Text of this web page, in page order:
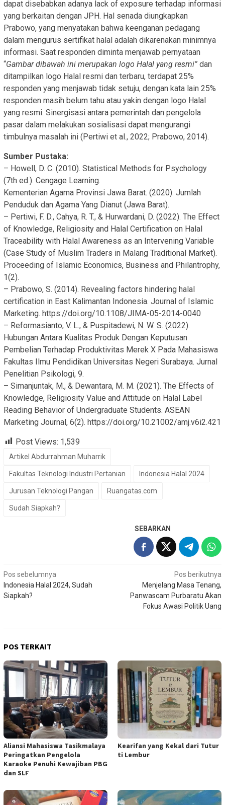
dapat disebabkan adanya lack of exposure terhadap informasi
yang berkaitan dengan JPH. Hal senada diungkapkan
Prabowo, yang menyatakan bahwa keenganan pedagang
dalam mengurus sertifikat halal adalah dikarenakan minimnya
informasi. Saat responden diminta menjawab pernyataan
“Gambar dibawah ini merupakan logo Halal yang resmi” dan
ditampilkan logo Halal resmi dan terbaru, terdapat 25%
responden yang menjawab tidak setuju, dengan kata lain 25%
responden masih belum tahu atau yakin dengan logo Halal
yang resmi. Sinergisasi antara pemerintah dan pengelola
pasar dalam melakukan sosialisasi dapat mengurangi
timbulnya masalah ini (Pertiwi et al., 2022; Prabowo, 2014).
Sumber Pustaka:
– Howell, D. C. (2010). Statistical Methods for Psychology
(7th ed.). Cengage Learning.
Kementerian Agama Provinsi Jawa Barat. (2020). Jumlah
Penduduk dan Agama Yang Dianut (Jawa Barat).
– Pertiwi, F. D., Cahya, R. T., & Hurwardani, D. (2022). The Effect
of Knowledge, Religiosity and Halal Certification on Halal
Traceability with Halal Awareness as an Intervening Variable
(Case Study of Muslim Traders in Malang Traditional Market).
Proceeding of Islamic Economics, Business and Philantrophy,
1(2).
– Prabowo, S. (2014). Revealing factors hindering halal
certification in East Kalimantan Indonesia. Journal of Islamic
Marketing. https://doi.org/10.1108/JIMA-05-2014-0040
– Reformasianto, V. L., & Puspitadewi, N. W. S. (2022).
Hubungan Antara Kualitas Produk Dengan Keputusan
Pembelian Terhadap Produktivitas Merek X Pada Mahasiswa
Fakultas Ilmu Pendidikan Universitas Negeri Surabaya. Jurnal
Penelitian Psikologi, 9.
– Simanjuntak, M., & Dewantara, M. M. (2021). The Effects of
Knowledge, Religiosity Value and Attitude on Halal Label
Reading Behavior of Undergraduate Students. ASEAN
Marketing Journal, 6(2). https://doi.org/10.21002/amj.v6i2.421
Post Views: 1,539
Artikel Abdurrahman Muharrik
Fakultas Teknologi Industri Pertanian Indonesia Halal 2024
Jurusan Teknologi Pangan Ruangatas.com
Sudah Siapkah?
SEBARKAN
Navigasi
pos
Pos sebelumnya
Indonesia Halal 2024, Sudah
Siapkah?
Pos berikutnya
Menjelang Masa Tenang,
Panwascam Purbaratu Akan
Fokus Awasi Politik Uang
POS TERKAIT
Aliansi Mahasiswa Tasikmalaya
Peringatkan Pengelola
Karaoke Penuhi Kewajiban PBG
dan SLF
Kearifan yang Kekal dari Tutur
ti Lembur